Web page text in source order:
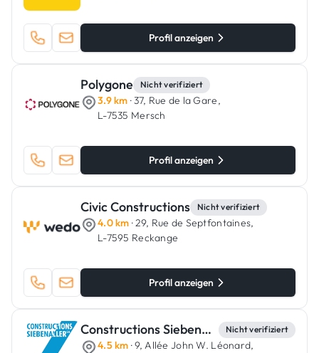
Profil anzeigen
Polygone Nicht verifiziert
3.9 km · 37, Rue de la Gare,
L-7535 Mersch
Profil anzeigen
Civic Constructions Nicht verifiziert
4.0 km · 29, Rue de Septfontaines,
L-7595 Reckange
Profil anzeigen
Constructions Siebenaller Nicht verifiziert
4.5 km · 9, Allée John W. Léonard,